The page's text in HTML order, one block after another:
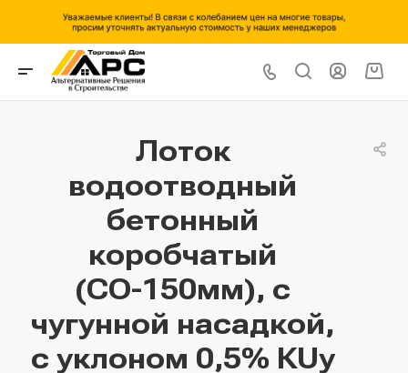
Лоток
водоотводный
бетонный
коробчатый
(СО-150мм), с
чугунной насадкой,
с уклоном 0,5% КUу